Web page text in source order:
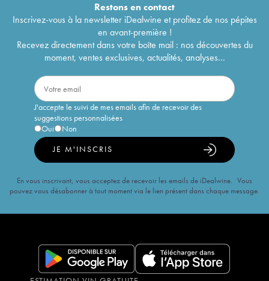
Restons encontact
Inscrivez-vous à la newsletter iDealwine et profitez de nos pépites
en avant-première !
Recevez directement dans votre boîte mail : nos découvertes du
moment, ventes exclusives, actualités, analyses...
J'accepte le suivi de mes emails afin de recevoir des
suggestions personnalisées
Oui
Non
JE M'INSCRIS
En vous inscrivant, vous acceptez de recevoir les emails de iDealwine. Vous
pouvez vous désabonner à tout moment via le lien présent dans chaque message.